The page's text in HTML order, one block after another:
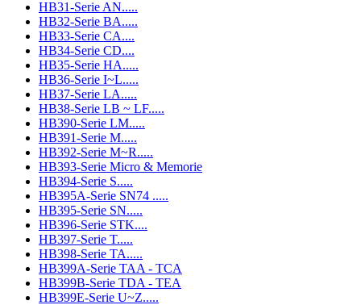
HB31-Serie AN.....
HB32-Serie BA.....
HB33-Serie CA....
HB34-Serie CD....
HB35-Serie HA.....
HB36-Serie I~L.....
HB37-Serie LA.....
HB38-Serie LB ~ LF.....
HB390-Serie LM.....
HB391-Serie M.....
HB392-Serie M~R.....
HB393-Serie Micro & Memorie
HB394-Serie S.....
HB395A-Serie SN74 .....
HB395-Serie SN.....
HB396-Serie STK....
HB397-Serie T.....
HB398-Serie TA.....
HB399A-Serie TAA - TCA
HB399B-Serie TDA - TEA
HB399E-Serie U~Z.....